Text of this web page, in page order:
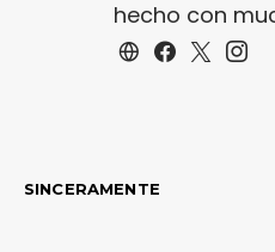
hecho con
SINCERAMENTE